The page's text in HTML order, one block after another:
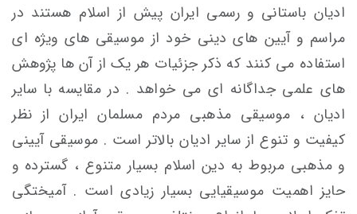
ادیان باستانی و رسمی ایران پیش از اسلام هستند در
مراسم و آیین های دینی خود از موسیقی های ویژه ای
استفاده می کنند که ذکر جزئیات هر یک از آن ها پژوهش
های علمی جداگانه ای می خواهد . در مقایسه با سایر
ادیان ، موسیقی مذهبی مردم مسلمان ایران از نظر
کیفیت و تنوع از سایر ادیان بالاتر است . موسیقی آیینی
و مذهبی مربوط به دین اسلام بسیار متنوع ، گسترده و
حایز اهمیت موسیقیایی بسیار زیادی است . آمیختگی